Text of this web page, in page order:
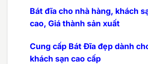
Bát đĩa cho nhà hàng, khách
cao, Giá thành sản xuất
Cung cấp Bát Đĩa đẹp dành
khách sạn cao cấp